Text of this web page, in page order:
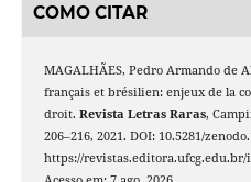
COMO CITAR
MAGALHÃES, Pedro Armando de
français et brésilien: enjeux de la
droit. Revista Letras Raras,
206–216, 2021. DOI: 10.5281/
https://revistas.editora.ufcg.edu.br/